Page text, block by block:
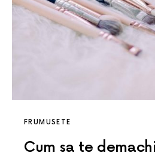
FRUMUSETE
Cum sa te